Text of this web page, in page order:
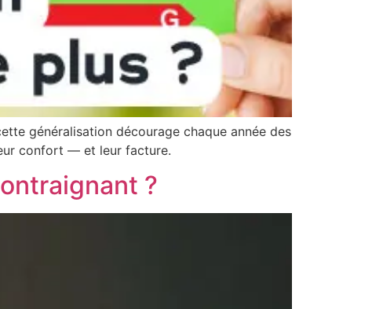
généralisation décourage chaque année des
confort — et leur facture.
?